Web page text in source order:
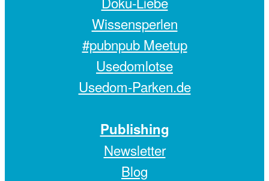
Wissensperlen
#pubnpub Meetup
Usedomlotse
Usedom-Parken.de
Publishing
Newsletter
Blog